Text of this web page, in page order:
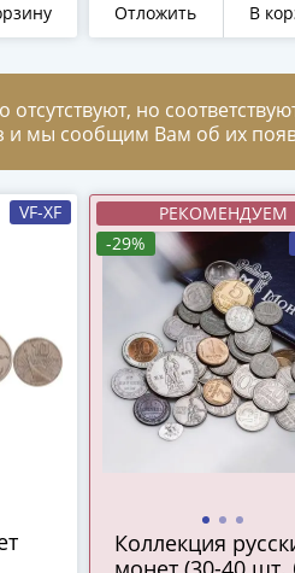
Отложить В
но
и мы сообщим Вам об их
VF-XF
РЕКОМЕНДУЕМ
-29%
Коллекция